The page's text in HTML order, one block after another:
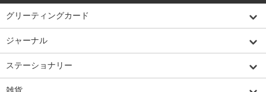
グリーティングカード
ジャーナル
ステーショナリー